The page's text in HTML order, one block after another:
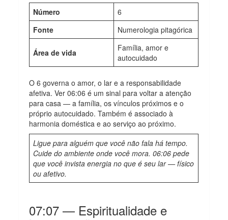
Número
6
Fonte
Numerologia pitagórica
Área de vida
Família, amor e
autocuidado
O 6 governa o amor, o lar e a responsabilidade
afetiva. Ver 06:06 é um sinal para voltar a atenção
para casa — a família, os vínculos próximos e o
próprio autocuidado. Também é associado à
harmonia doméstica e ao serviço ao próximo.
Ligue para alguém que você não fala há tempo.
Cuide do ambiente onde você mora. 06:06 pede
que você invista energia no que é seu lar — físico
ou afetivo.
07:07 — Espiritualidade e